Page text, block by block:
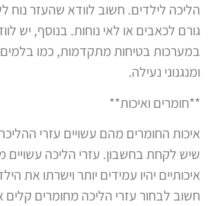
הליכה לילדים. חשוב לוודא שהעזר נוח
גורם לכאבים או לאי נוחות. בנוסף, יש
במערכות בטיחות מתקדמות, כמו בלמים,
ומנגנוני נעילה.
**חומרים ואיכות**
איכות החומרים מהם עשויים עזרי ההליכה
שיש לקחת בחשבון. עזרי הליכה עשויים
איכותיים יהיו עמידים יותר וישרתו את
חשוב לבחור עזרי הליכה מחומרים קלים